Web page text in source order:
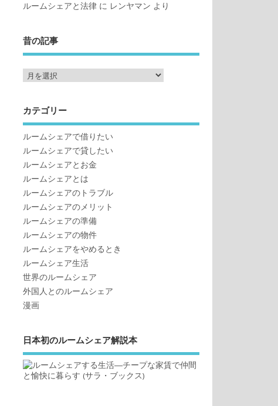
ルームシェアと法律に レンヤマン より
昔の記事
カテゴリー
ルームシェアで借りたい
ルームシェアで貸したい
ルームシェアとお金
ルームシェアとは
ルームシェアのトラブル
ルームシェアのメリット
ルームシェアの準備
ルームシェアの物件
ルームシェアをやめるとき
ルームシェア生活
世界のルームシェア
外国人とのルームシェア
漫画
日本初のルームシェア解説本